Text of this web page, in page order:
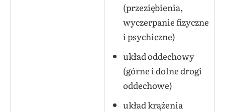
(przeziębienia,
wyczerpanie fizyczne
i psychiczne)
układ oddechowy
(górne i dolne drogi
oddechowe)
układ krążenia